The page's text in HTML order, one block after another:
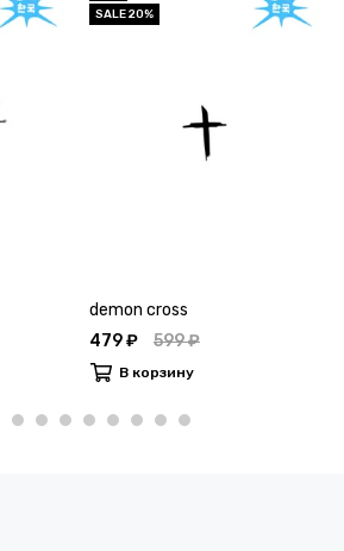
SALE 20%
demon cross
479 ₽
599 ₽
В корзину